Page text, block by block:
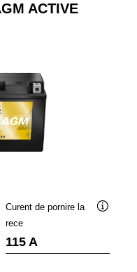
ACTIVE
Curent de pornire la
rece
115 A